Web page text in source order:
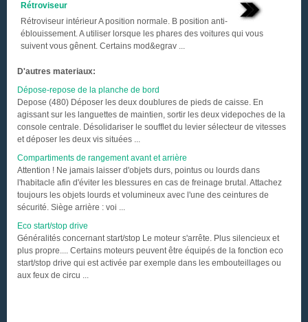
Rétroviseur
Rétroviseur intérieur A position normale. B position anti-
éblouissement. A utiliser lorsque les phares des voitures qui vous
suivent vous gênent. Certains mod&egrav ...
D'autres materiaux:
Dépose-repose de la planche de bord
Depose (480) Déposer les deux doublures de pieds de caisse. En
agissant sur les languettes de maintien, sortir les deux videpoches de la
console centrale. Désolidariser le soufflet du levier sélecteur de vitesses
et déposer les deux vis situées ...
Compartiments de rangement avant et arrière
Attention ! Ne jamais laisser d'objets durs, pointus ou lourds dans
l'habitacle afin d'éviter les blessures en cas de freinage brutal. Attachez
toujours les objets lourds et volumineux avec l'une des ceintures de
sécurité. Siège arrière : voi ...
Eco start/stop drive
Généralités concernant start/stop Le moteur s'arrête. Plus silencieux et
plus propre.... Certains moteurs peuvent être équipés de la fonction eco
start/stop drive qui est activée par exemple dans les embouteillages ou
aux feux de circu ...